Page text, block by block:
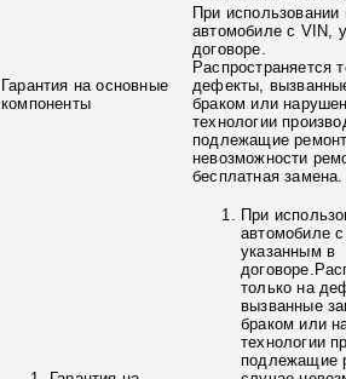
Гарантия на основные
компоненты
При использовании
автомобиле с VIN,
договоре.
Распространяется
дефекты,
браком или
технологии
подлежащие
невозможности
бесплатная замена.
При
автомобиле
указанным в
только на
вызванные
браком или
технологии
подлежащие